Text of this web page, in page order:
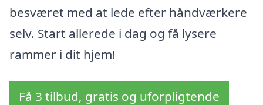
besværet med at lede efter håndværkere
selv. Start allerede i dag og få lysere
rammer i dit hjem!
Få 3 tilbud, gratis og uforpligtende